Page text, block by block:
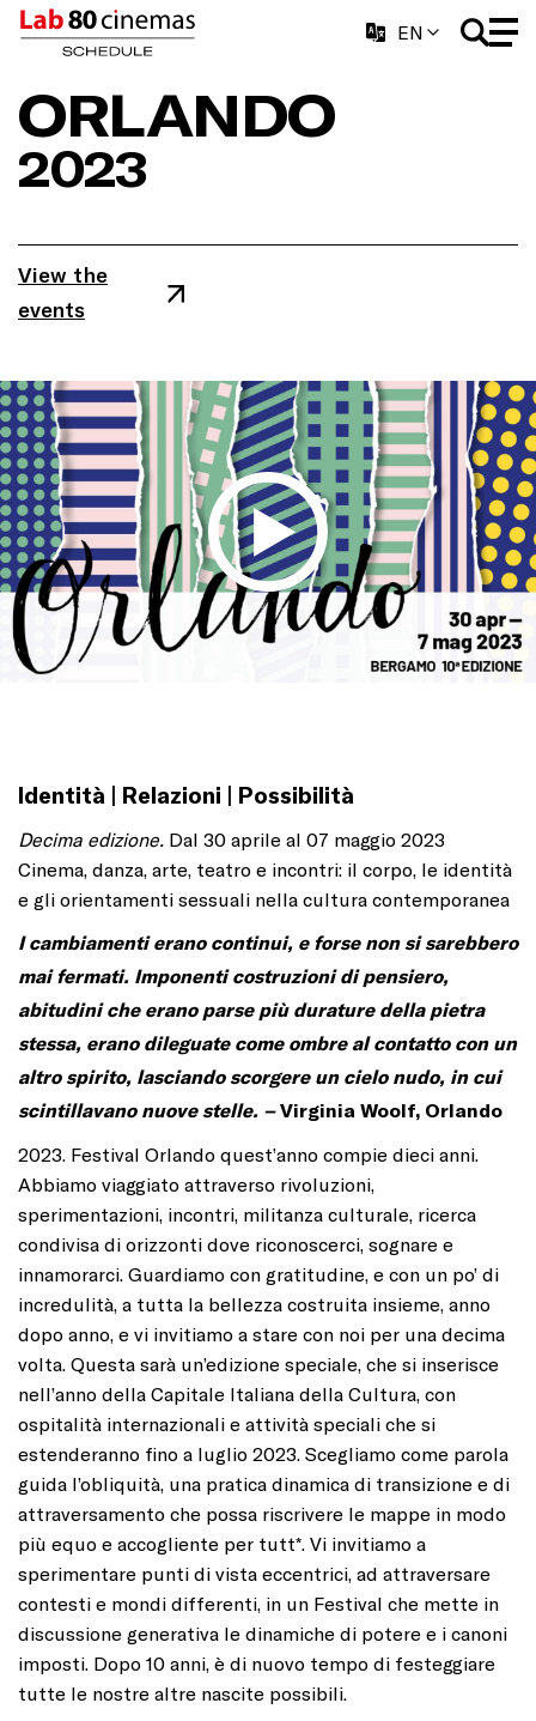
EN
ORLANDO
2023
View the
events
Identità | Relazioni | Possibilità
Decima edizione. Dal 30 aprile al 07 maggio 2023
Cinema, danza, arte, teatro e incontri: il corpo, le identità
e gli orientamenti sessuali nella cultura contemporanea
I cambiamenti erano continui, e forse non si sarebbero
mai fermati. Imponenti costruzioni di pensiero,
abitudini che erano parse più durature della pietra
stessa, erano dileguate come ombre al contatto con un
altro spirito, lasciando scorgere un cielo nudo, in cui
scintillavano nuove stelle. –Virginia Woolf, Orlando
2023. Festival Orlando quest’anno compie dieci anni.
Abbiamo viaggiato attraverso rivoluzioni,
sperimentazioni, incontri, militanza culturale, ricerca
condivisa di orizzonti dove riconoscerci, sognare e
innamorarci. Guardiamo con gratitudine, e con un po’ di
incredulità, a tutta la bellezza costruita insieme, anno
dopo anno, e vi invitiamo a stare con noi per una decima
volta. Questa sarà un’edizione speciale, che si inserisce
nell’anno della Capitale Italiana della Cultura, con
ospitalità internazionali e attività speciali che si
estenderanno fino a luglio 2023. Scegliamo come parola
guida l’obliquità, una pratica dinamica di transizione e di
attraversamento che possa riscrivere le mappe in modo
più equo e accogliente per tutt*. Vi invitiamo a
sperimentare punti di vista eccentrici, ad attraversare
contesti e mondi differenti, in un Festival che mette in
discussione generativa le dinamiche di potere e i canoni
imposti. Dopo 10 anni, è di nuovo tempo di festeggiare
tutte le nostre altre nascite possibili.